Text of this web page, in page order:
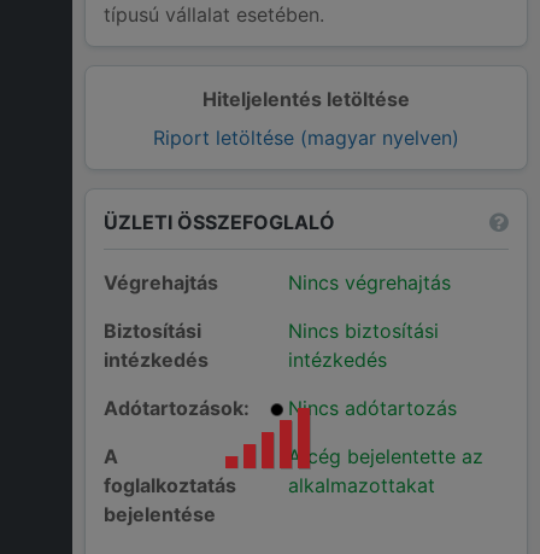
Hiteljelentés letöltése
Riport letöltése (magyar nyelven)
típusú vállalat esetében.
ÜZLETI ÖSSZEFOGLALÓ
Végrehajtás
Nincs végrehajtás
Biztosítási
intézkedés
Nincs biztosítási
intézkedés
Adótartozások:
Nincs adótartozás
A
foglalkoztatás
bejelentése
A cég bejelentette az
alkalmazottakat